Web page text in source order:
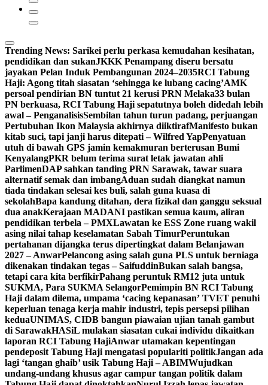
Trending News: Sarikei perlu perkasa kemudahan kesihatan,
pendidikan dan sukanJKKK Penampang diseru bersatu
jayakan Pelan Induk Pembangunan 2024–2035RCI Tabung
Haji: Agong titah siasatan ‘sehingga ke lubang cacing’AMK
persoal pendirian BN tuntut 21 kerusi PRN Melaka33 bulan
PN berkuasa, RCI Tabung Haji sepatutnya boleh didedah lebih
awal – PenganalisisSembilan tahun turun padang, perjuangan
Pertubuhan Ikon Malaysia akhirnya diiktirafManifesto bukan
kitab suci, tapi janji harus ditepati – Wilfred YapPenyatuan
utuh di bawah GPS jamin kemakmuran berterusan Bumi
KenyalangPKR belum terima surat letak jawatan ahli
ParlimenDAP sahkan tanding PRN Sarawak, tawar suara
alternatif semak dan imbangAduan sudah diangkat namun
tiada tindakan selesai kes buli, salah guna kuasa di
sekolahBapa kandung ditahan, dera fizikal dan ganggu seksual
dua anakKerajaan MADANI pastikan semua kaum, aliran
pendidikan terbela – PMXLawatan ke ESS Zone ruang wakil
asing nilai tahap keselamatan Sabah TimurPeruntukan
pertahanan dijangka terus dipertingkat dalam Belanjawan
2027 – AnwarPelancong asing salah guna PLS untuk berniaga
dikenakan tindakan tegas – SaifuddinBukan salah bangsa,
tetapi cara kita berfikirPahang peruntuk RM12 juta untuk
SUKMA, Para SUKMA SelangorPemimpin BN RCI Tabung
Haji dalam dilema, umpama ‘cacing kepanasan’ TVET penuhi
keperluan tenaga kerja mahir industri, tepis persepsi pilihan
keduaUNIMAS, CIDB bangun piawaian ujian tanah gambut
di SarawakHASiL mulakan siasatan cukai individu dikaitkan
laporan RCI Tabung HajiAnwar utamakan kepentingan
pendeposit Tabung Haji mengatasi populariti politikJangan ada
lagi ‘tangan ghaib’ usik Tabung Haji – ABIMWujudkan
undang-undang khusus agar campur tangan politik dalam